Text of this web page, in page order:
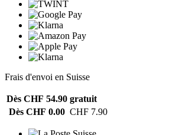
Frais d'envoi en Suisse
Dès CHF 54.90 gratuit
Dès CHF 0.00 CHF 7.90